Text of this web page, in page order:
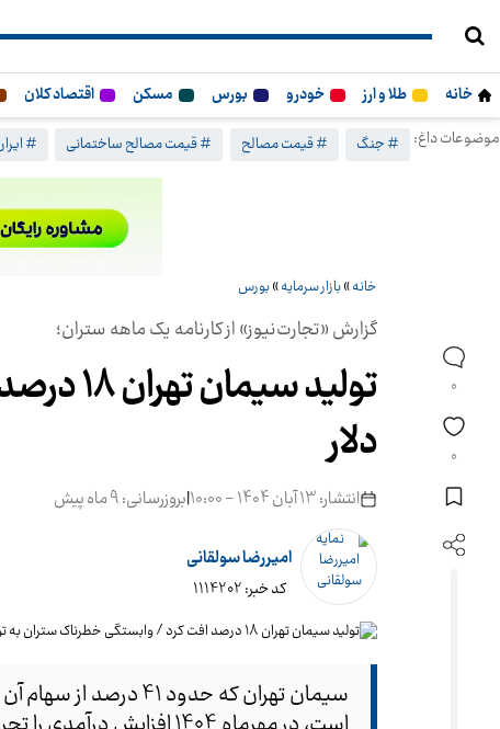
خانه طلا و ارز خودرو بورس مسکن اقتصاد کلان
موضوعات داغ:
# جنگ # قیمت مصالح # قیمت مصالح ساختمانی #
0
0
خانه»بازار سرمایه»بورس
گزارش «تجارت‌نیوز» از کارنامه یک ماهه ستران؛
تولید
دلار
انتشار: 13 آبان 1404 - 10:00 |بروزرسانی: 9 ماه پیش
امیررضا سولقانی
کد خبر: 1114202